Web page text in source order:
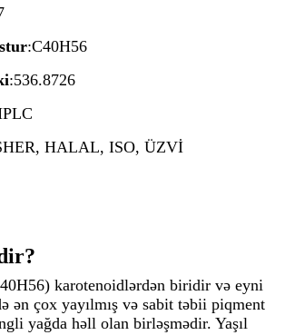
:C40H56
:536.8726
HALAL, ISO, ÜZVİ
karotenoidlərdən biridir və eyni
ən çox yayılmış və sabit təbii piqment
yağda həll olan birləşmədir. Yaşıl